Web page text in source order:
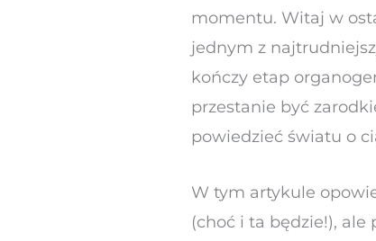
momentu. Witaj w
jednym z
kończy etap
przestanie być
powiedzieć światu o
W tym artykule
(choć i ta będzie!),